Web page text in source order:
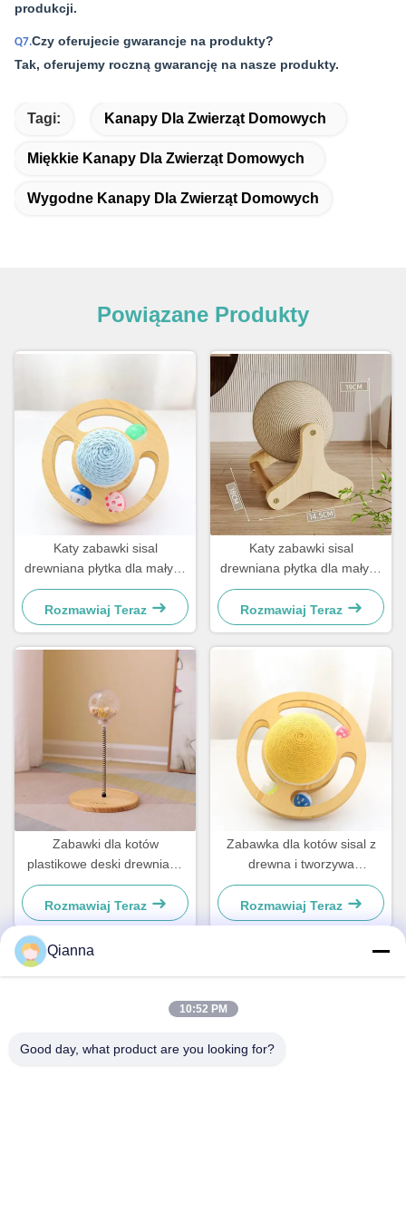
produkcji.
Q7.Czy oferujecie gwarancje na produkty?
Tak, oferujemy roczną gwarancję na nasze produkty.
Tagi: Kanapy Dla Zwierząt Domowych
Miękkie Kanapy Dla Zwierząt Domowych
Wygodne Kanapy Dla Zwierząt Domowych
Powiązane Produkty
Katy zabawki sisal
drewniana płytka dla małych
psów i kotów
Rozmawiaj Teraz
Katy zabawki sisal
drewniana płytka dla małych
psów i kotów
Rozmawiaj Teraz
Zabawki dla kotów
plastikowe deski drewniane
dla małych psów i kotów
proste i praktyczne
Rozmawiaj Teraz
Zabawka dla kotów sisal z
drewna i tworzywa
sztucznego Dla małych psów
i kotów
Rozmawiaj Teraz
Adres
Qianna
10:52 PM
Good day, what product are you looking for?